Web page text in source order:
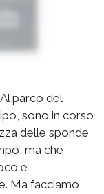
parco del
sono in corso
delle sponde
ma che
e
Ma facciamo